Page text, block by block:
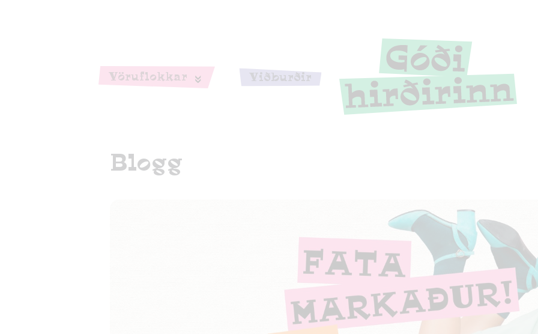
Vöru­flokkar Viðburðir
Blogg